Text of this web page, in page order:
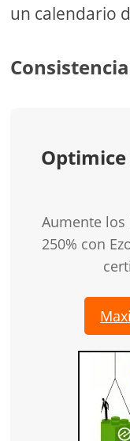
un calendario
Aumente
250% con